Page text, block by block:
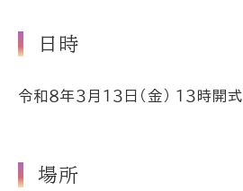
日時
令和８年３月１３日（金） １３時開式
場所